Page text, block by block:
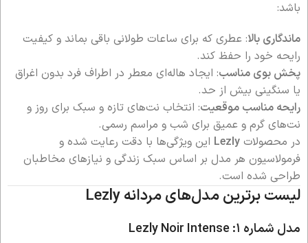
باشد:
ماندگاری بالا: عطری که برای ساعات طولانی باقی بماند و کیفیت
رایحه خود را حفظ کند.
پخش بوی مناسب: ایجاد هاله‌ای معطر در اطراف فرد بدون اغراق
یا سنگینی بیش از حد.
رایحه مناسب موقعیت: انتخاب نت‌های تازه و سبک برای روز و
نت‌های گرم و عمیق برای شب و مراسم رسمی.
در محصولات Lezly این ویژگی‌ها با دقت رعایت شده و
فرمولاسیون هر مدل بر اساس سبک زندگی و نیازهای مخاطبان
طراحی شده است.
لیست برترین مدل‌های مردانه Lezly
مدل شماره ۱: Lezly Noir Intense